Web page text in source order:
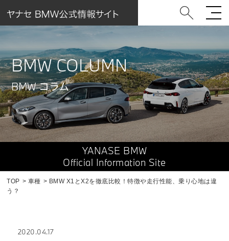
BMW COLUMN
BMW コラム
YANASE BMW
Official Information Site
TOP 車種
BMW X1とX2を徹底比較！特徴や走行性能、乗り心地は違
う？
2020.04.17